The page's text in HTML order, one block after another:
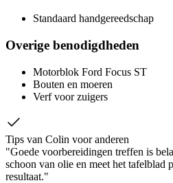
Standaard handgereedschap
Overige benodigdheden
Motorblok Ford Focus ST
Bouten en moeren
Verf voor zuigers
Tips van Colin voor anderen
"Goede voorbereidingen treffen is
schoon van olie en meet het tafelblad
resultaat."